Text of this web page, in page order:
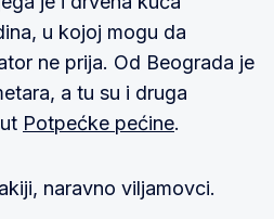
u kojoj mogu da
ne prija. Od Beograda je
a tu su i druga
Potpećke pećine.
naravno viljamovci.